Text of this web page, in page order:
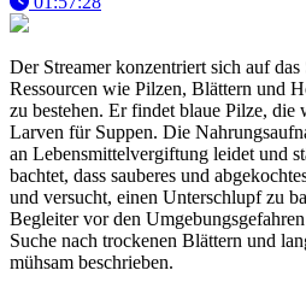
Der Streamer konzentriert sich auf
Ressourcen wie Pilzen, Blättern und
zu bestehen. Er findet blaue Pilze, die
Larven für Suppen. Die
an Lebensmittelvergiftung leidet und
bachtet, dass sauberes und
und versucht, einen Unterschlupf zu
Begleiter vor den
Suche nach trockenen Blättern und
mühsam beschrieben.